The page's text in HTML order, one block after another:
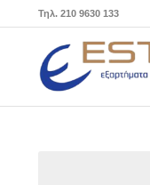
Τηλ. 210 9630 133